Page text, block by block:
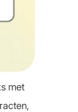
met